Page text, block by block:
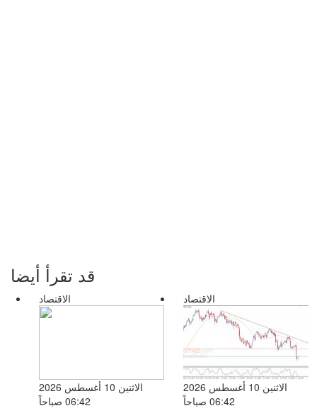
قد تقرأ أيضا
الاقتصاد
الاثنين 10 أغسطس 2026
06:42 صباحاً
الاقتصاد
الاثنين 10 أغسطس 2026
06:42 صباحاً